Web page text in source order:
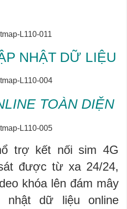
NHẬT DỮ LIỆU
TOÀN DIỆN
trợ kết nối sim 4G
được từ xa 24/24,
khóa lên đám mây
dữ liệu online